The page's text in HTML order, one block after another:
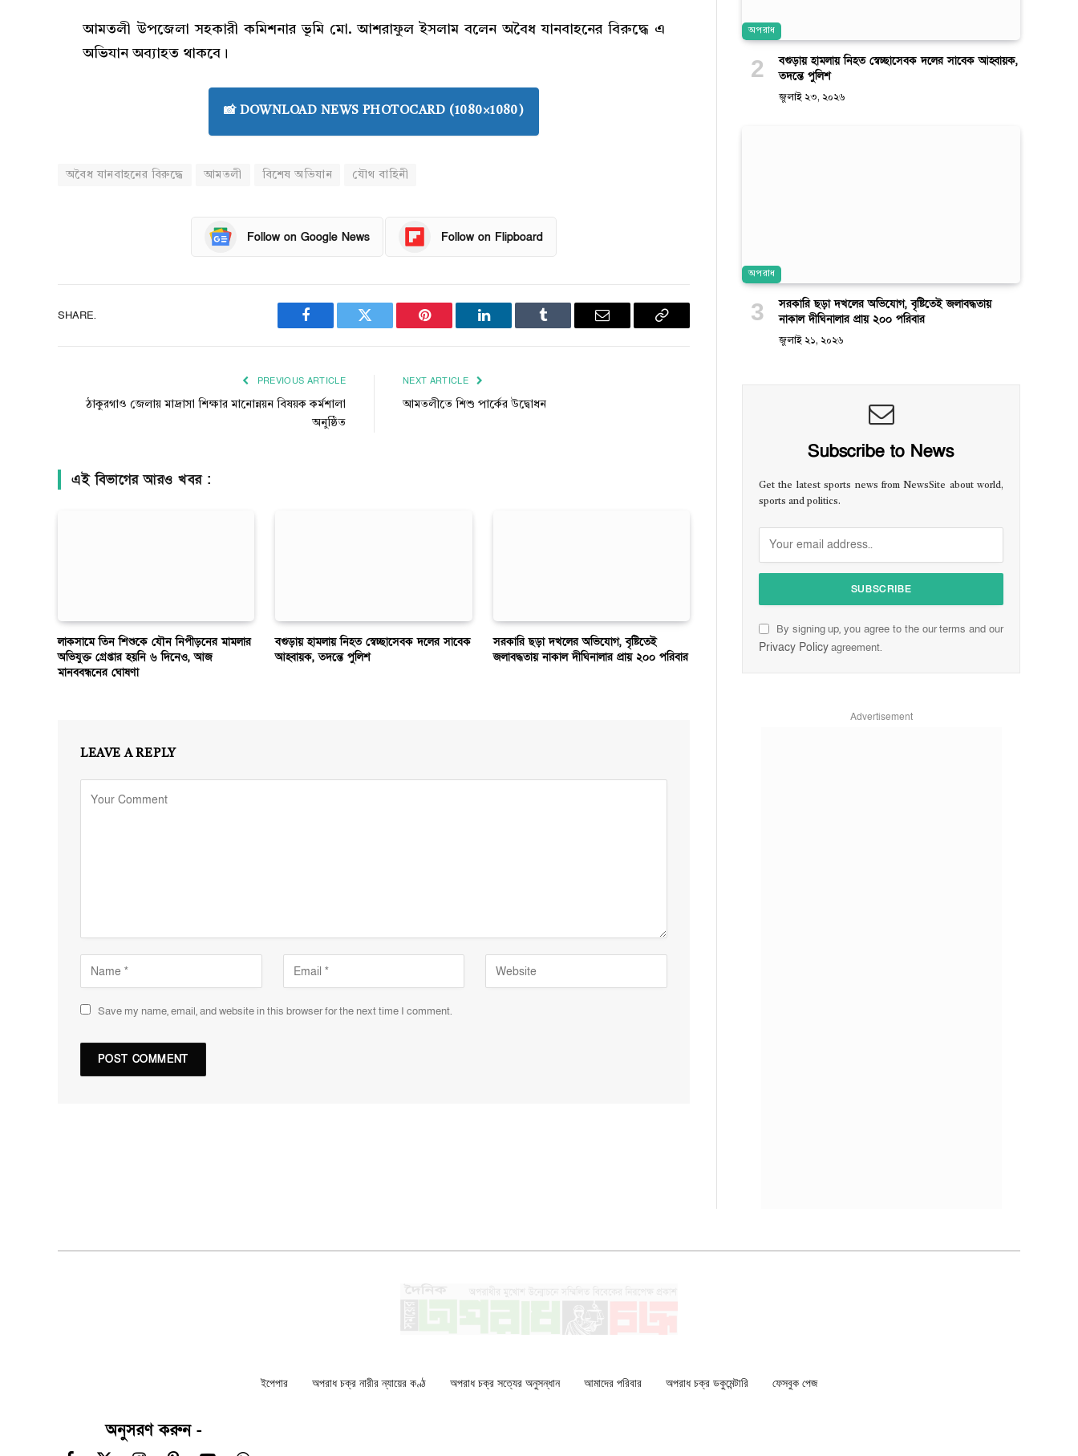
আমতলী উপজেলা সহকারী কমিশনার ভূমি মো. আশরাফুল ইসলাম বলেন অবৈধ যানবাহনের বিরুদ্ধে এ
অভিযান অব্যাহত থাকবে।
📸 DOWNLOAD NEWS PHOTOCARD (1080×1080)
অবৈধ যানবাহনের বিরুদ্ধে আমতলী বিশেষ অভিযান যৌথ বাহিনী
Follow on Google News Follow on Flipboard
SHARE.
Facebook Twitter Pinterest LinkedIn Tumblr Email
Copy
PREVIOUS ARTICLE
ঠাকুরগাও জেলায় মাদ্রাসা শিক্ষার মানোন্নয়ন বিষয়ক কর্মশালা
অনুষ্ঠিত
NEXT ARTICLE
আমতলীতে শিশু পার্কের উদ্বোধন
এই বিভাগের আরও খবর :
লাকসামে তিন শিশুকে যৌন নিপীড়নের মামলার
অভিযুক্ত গ্রেপ্তার হয়নি ৬ দিনেও, আজ
মানববন্ধনের ঘোষণা
বগুড়ায় হামলায় নিহত স্বেচ্ছাসেবক দলের সাবেক
আহ্বায়ক, তদন্তে পুলিশ
সরকারি ছড়া দখলের অভিযোগ, বৃষ্টিতেই
জলাবদ্ধতায় নাকাল দীঘিনালার প্রায় ২০০ পরিবার
LEAVE A REPLY
Save my name, email, and website in this browser for the next time I comment.
অপরাধ
বগুড়ায় হামলায় নিহত স্বেচ্ছাসেবক দলের সাবেক আহ্বায়ক,
তদন্তে পুলিশ
জুলাই ২৩, ২০২৬
অপরাধ
সরকারি ছড়া দখলের অভিযোগ, বৃষ্টিতেই জলাবদ্ধতায়
নাকাল দীঘিনালার প্রায় ২০০ পরিবার
জুলাই ২১, ২০২৬
Subscribe to News
Get the latest sports news from NewsSite about world,
sports and politics.
By signing up, you agree to the our terms and our
Privacy Policyagreement.
Advertisement
ইপেপার অপরাধ চক্র নারীর ন্যায়ের কণ্ঠ অপরাধ চক্র সত্যের অনুসন্ধান আমাদের পরিবার অপরাধ চক্র ডকুমেন্টারি ফেসবুক পেজ
অনুসরণ করুন -